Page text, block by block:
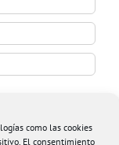
como las cookies
El consentimiento